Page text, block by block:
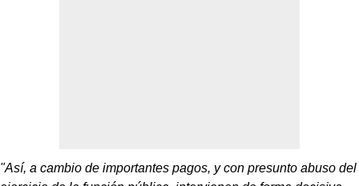
"Así, a cambio de importantes pagos, y con presunto abuso del